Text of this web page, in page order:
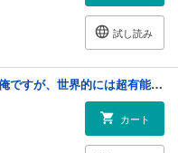
試し読み
家で無能と言われ続けた俺ですが、世界的には超有能だったようです 6巻
カート